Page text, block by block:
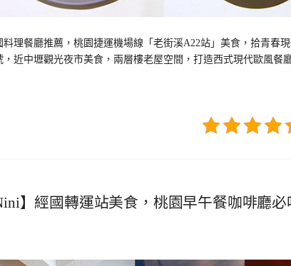
理餐廳推薦，桃園捷運機場線「老街溪A22站」美食，拾青春現
近中壢觀光夜市美食，兩層樓老屋空間，打造西式現代歐風餐
】經國轉運站美食，桃園早午餐咖啡廳必